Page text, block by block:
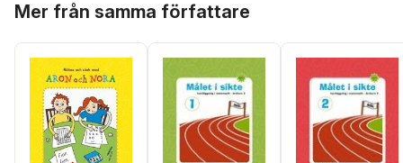
Mer från samma författare